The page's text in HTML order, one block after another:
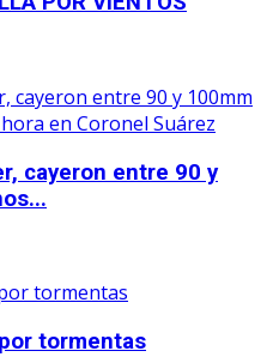
cayeron entre 90 y
tormentas